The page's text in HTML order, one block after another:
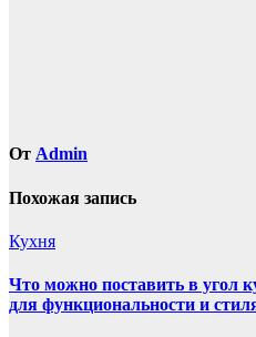
От Admin
Похожая запись
Кухня
Что можно поставить в угол
для функциональности и